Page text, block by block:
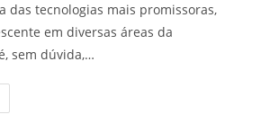
das tecnologias mais promissoras,
em diversas áreas da
sem dúvida,…